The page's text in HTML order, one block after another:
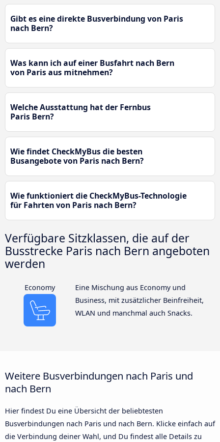
Gibt es eine direkte Busverbindung von Paris
nach Bern?
Was kann ich auf einer Busfahrt nach Bern
von Paris aus mitnehmen?
Welche Ausstattung hat der Fernbus
Paris Bern?
Wie findet CheckMyBus die besten
Busangebote von Paris nach Bern?
Wie funktioniert die CheckMyBus-Technologie
für Fahrten von Paris nach Bern?
Verfügbare Sitzklassen, die auf der
Busstrecke Paris nach Bern angeboten
werden
Economy
Eine Mischung aus Economy und
Business, mit zusätzlicher Beinfreiheit,
WLAN und manchmal auch Snacks.
Weitere Busverbindungen nach Paris und
nach Bern
Hier findest Du eine Übersicht der beliebtesten
Busverbindungen nach Paris und nach Bern. Klicke einfach auf
die Verbindung deiner Wahl, und Du findest alle Details zu